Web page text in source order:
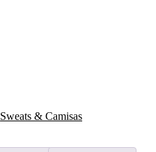
Sweats & Camisas